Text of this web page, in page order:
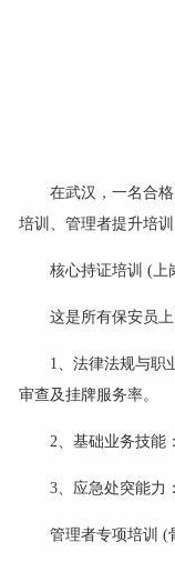
在武汉，一名合
培训、管理者提升培
核心持证培训 (上
这是所有保安员
1、法律法规与职
审查及挂牌服务率。
2、基础业务技能
3、应急处突能力
管理者专项培训 (